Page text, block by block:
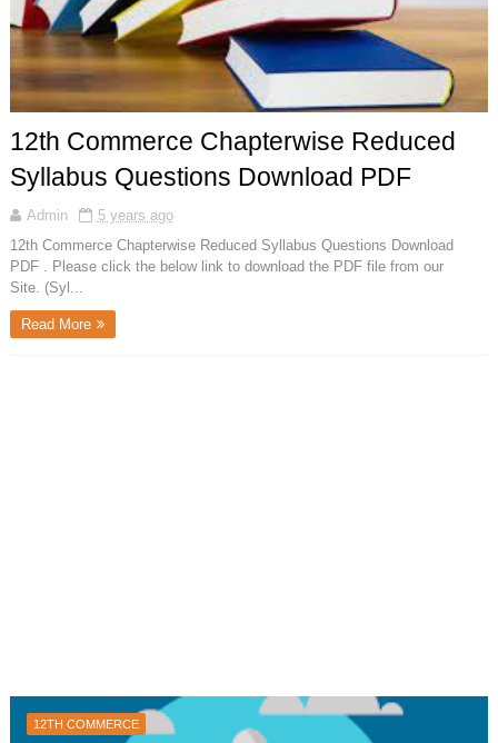
12th Commerce Chapterwise Reduced
Syllabus Questions Download PDF
Admin
5 years ago
12th Commerce Chapterwise Reduced Syllabus Questions Download
PDF . Please click the below link to download the PDF file from our
Site. (Syl...
Read More
12TH COMMERCE